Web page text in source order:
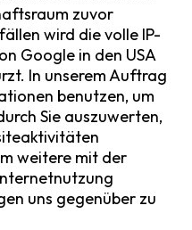
zuvor
wird die volle IP-
Google in den USA
In unserem Auftrag
benutzen, um
Sie auszuwerten,
weitere mit der
uns gegenüber zu